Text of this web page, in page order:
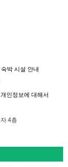
박 시설 안내
개인정보에 대해서
4층